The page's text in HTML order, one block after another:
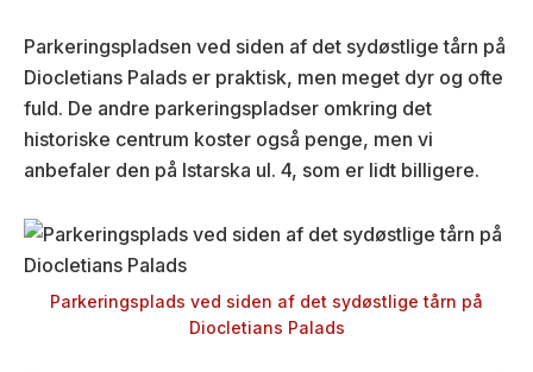
Parkeringspladsen ved siden af det sydøstlige tårn på
Diocletians Palads er praktisk, men meget dyr og ofte
fuld. De andre parkeringspladser omkring det
historiske centrum koster også penge, men vi
anbefaler den på Istarska ul. 4, som er lidt billigere.
Parkeringsplads ved siden af det sydøstlige tårn på
Diocletians Palads